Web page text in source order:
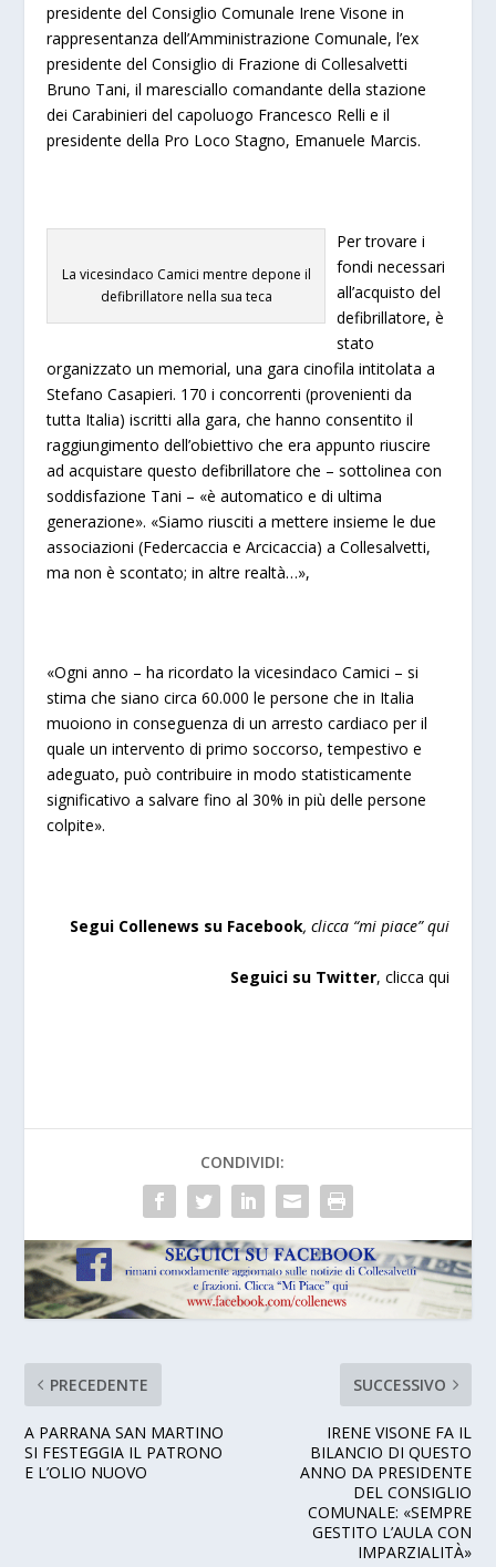
presidente del Consiglio Comunale Irene Visone in
rappresentanza dell’Amministrazione Comunale, l’ex
presidente del Consiglio di Frazione di Collesalvetti
Bruno Tani, il maresciallo comandante della stazione
dei Carabinieri del capoluogo Francesco Relli e il
presidente della Pro Loco Stagno, Emanuele Marcis.
La vicesindaco Camici mentre depone il
defibrillatore nella sua teca
Per trovare i
fondi necessari
all’acquisto del
defibrillatore, è
stato
organizzato un memorial, una gara cinofila intitolata a
Stefano Casapieri. 170 i concorrenti (provenienti da
tutta Italia) iscritti alla gara, che hanno consentito il
raggiungimento dell’obiettivo che era appunto riuscire
ad acquistare questo defibrillatore che – sottolinea con
soddisfazione Tani – «è automatico e di ultima
generazione». «Siamo riusciti a mettere insieme le due
associazioni (Federcaccia e Arcicaccia) a Collesalvetti,
ma non è scontato; in altre realtà…»,
«Ogni anno – ha ricordato la vicesindaco Camici – si
stima che siano circa 60.000 le persone che in Italia
muoiono in conseguenza di un arresto cardiaco per il
quale un intervento di primo soccorso, tempestivo e
adeguato, può contribuire in modo statisticamente
significativo a salvare fino al 30% in più delle persone
colpite».
Segui Collenews su Facebook, clicca “mi piace”qui
Seguici su Twitter, clicca qui
CONDIVIDI:
PRECEDENTE
A PARRANA SAN MARTINO
SI FESTEGGIA IL PATRONO
E L’OLIO NUOVO
SUCCESSIVO
IRENE VISONE FA IL
BILANCIO DI QUESTO
ANNO DA PRESIDENTE
DEL CONSIGLIO
COMUNALE: «SEMPRE
GESTITO L’AULA CON
IMPARZIALITÀ»